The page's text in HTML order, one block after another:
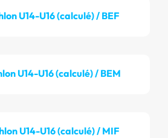
U14-U16 (calculé) / BEF
U14-U16 (calculé) / BEM
U14-U16 (calculé) / MIF